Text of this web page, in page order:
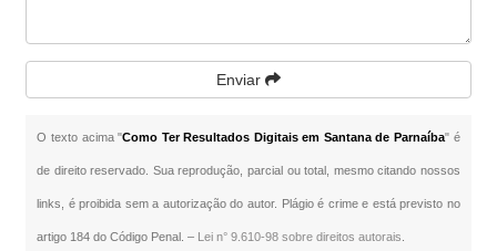
Enviar
O texto acima "Como Ter Resultados Digitais em Santana de Parnaíba" é
de direito reservado. Sua reprodução, parcial ou total, mesmo citando nossos
links, é proibida sem a autorização do autor. Plágio é crime e está previsto no
artigo 184 do Código Penal. – Lei n° 9.610-98 sobre direitos autorais